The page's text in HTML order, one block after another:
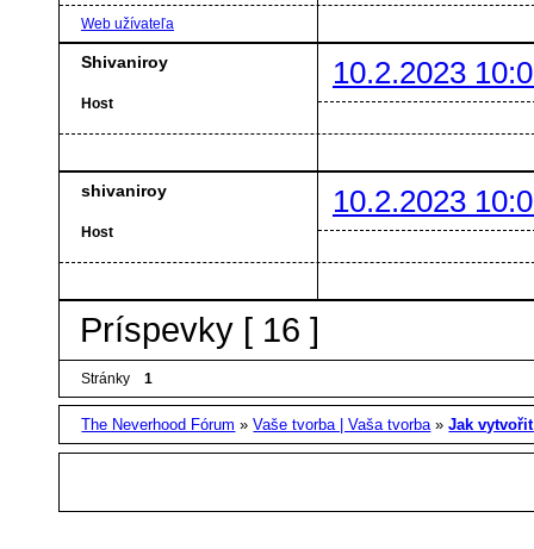
Web užívateľa
Shivaniroy 10.2.2023
Host
shivaniroy 10.2.2023
Host
Príspevky [ 16 ]
Stránky 1
The Neverhood Fórum »Vaše tvorba | Vaša tvorba »Jak